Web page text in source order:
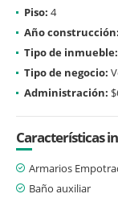
Piso: 4
Año construcción:
Tipo de inmueble:
Tipo de negocio:
Administración:
Características
Armarios
Baño auxiliar